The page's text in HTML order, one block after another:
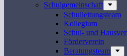
Schulgemeinschaft
Schulleitungsteam
Kollegium
Schul- und
Förderverein
Beratungsteam